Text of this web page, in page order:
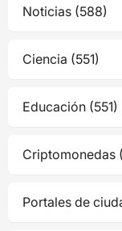
Noticias (588)
Ciencia (551)
Educación (551)
Criptomonedas
Portales de